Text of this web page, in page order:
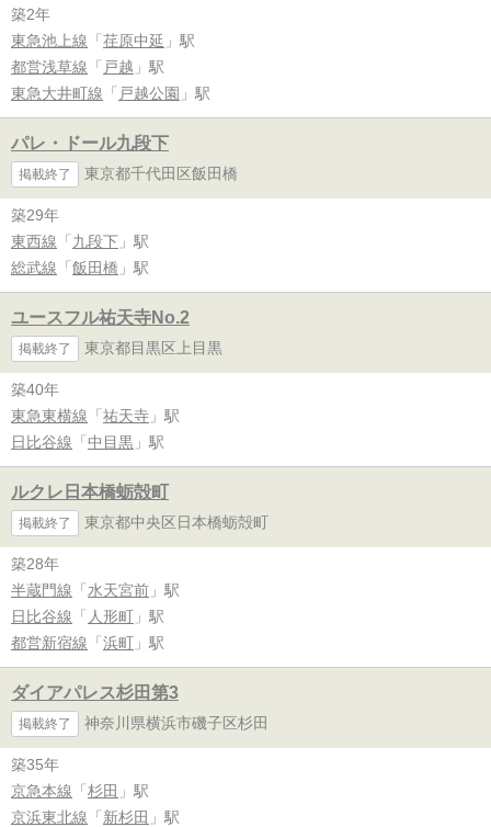
築2年
東急池上線 「 荏原中延 」駅
都営浅草線 「 戸越 」駅
東急大井町線 「 戸越公園 」駅
パレ・ドール九段下
掲載終了 東京都千代田区飯田橋
築29年
東西線 「 九段下 」駅
総武線 「 飯田橋 」駅
ユースフル祐天寺No.2
掲載終了 東京都目黒区上目黒
築40年
東急東横線 「 祐天寺 」駅
日比谷線 「 中目黒 」駅
ルクレ日本橋蛎殻町
掲載終了 東京都中央区日本橋蛎殻町
築28年
半蔵門線 「 水天宮前 」駅
日比谷線 「 人形町 」駅
都営新宿線 「 浜町 」駅
ダイアパレス杉田第3
掲載終了 神奈川県横浜市磯子区杉田
築35年
京急本線 「 杉田 」駅
京浜東北線 「 新杉田 」駅